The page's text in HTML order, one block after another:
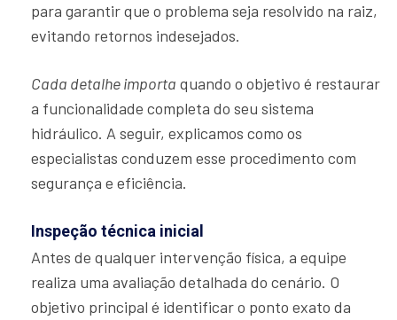
para garantir que o problema seja resolvido na raiz,
evitando retornos indesejados.
Cada detalhe importa quando o objetivo é restaurar
a funcionalidade completa do seu sistema
hidráulico. A seguir, explicamos como os
especialistas conduzem esse procedimento com
segurança e eficiência.
Inspeção técnica inicial
Antes de qualquer intervenção física, a equipe
realiza uma avaliação detalhada do cenário. O
objetivo principal é identificar o ponto exato da